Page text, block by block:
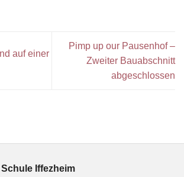
auf einer
Pimp up our Pausenhof –
Zweiter Bauabschnitt
abgeschlossen
Schule Iffezheim